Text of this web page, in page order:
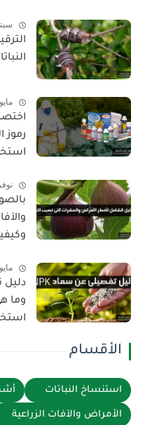
سبتمبر 6,
الترقيد
مايو 21, 2021
رموز
نوفمبر 30, 2021
بالصور:
وكيفية
مايو 24, 2022
وما هي
الأقسام
استنساخ النباتات
الأمراض والآفات الزراعية